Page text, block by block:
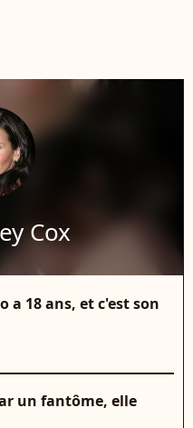
Cox
a 18 ans, et c'est son
un fantôme, elle